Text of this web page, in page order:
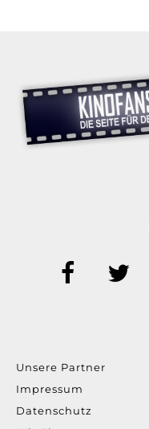
Unsere Partner
Impressum
Datenschutz